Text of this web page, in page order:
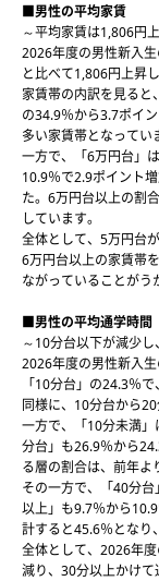
■男性の平均家賃
～平均家賃は1,806円
2026年度の男性新入
と比べて1,806円上昇し
家賃帯の内訳を見ると
の34.9％から3.7ポイ
多い家賃帯となってい
一方で、「6万円台」
10.9％で2.9ポイント
た。6万円台以上の割
しています。
全体として、5万円台
6万円台以上の家賃帯
ながっていることがう
■男性の平均通学時間
～10分台以下が減少
2026年度の男性新入
「10分台」の24.3％
同様に、10分台から
一方で、「10分未満
分台」も26.9％から
る層の割合は、前年よ
その一方で、「40分
以上」も9.7％から
計すると45.6％となり
全体として、2026年
減り、30分以上かけて